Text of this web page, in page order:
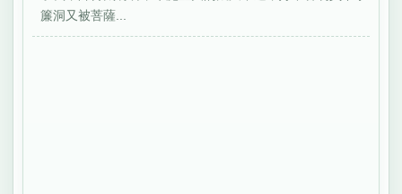
簾洞又被菩薩...